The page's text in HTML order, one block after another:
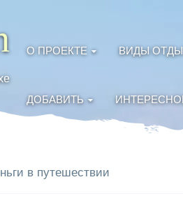
О ПРОЕКТЕ ВИДЫ
ДОБАВИТЬ
в путешествии